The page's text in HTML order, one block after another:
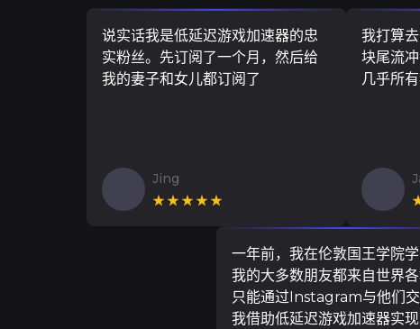
说实话我是低延迟游戏加速器的忠
实粉丝。先订阅了一个月，然后给
我的妻子和女儿都订阅了
Jing
★★★★★
我打算
块尾流
几乎所
一年前，我在伦敦国王学院学
我的大多数朋友都来自世界各
只能通过Instagram与他们交
我借助低延迟游戏加速器实